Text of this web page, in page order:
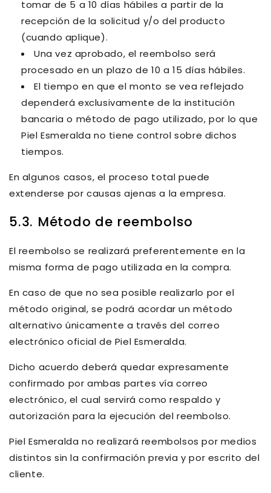
tomar de 5 a 10 días hábiles a partir de la
recepción de la solicitud y/o del producto
(cuando aplique).
Una vez aprobado, el reembolso será
procesado en un plazo de10 a 15 días hábiles.
El tiempo en que el monto se vea reflejado
dependerá exclusivamente de la institución
bancaria o método de pago utilizado, por lo que
Piel Esmeralda no tiene control sobre dichos
tiempos.
En algunos casos, el proceso total puede
extenderse por causas ajenas a la empresa.
5.3. Método de reembolso
El reembolso se realizará preferentemente en la
misma forma de pago utilizada en la compra.
En caso de que no sea posible realizarlo por el
método original, se podrá acordar un método
alternativoúnicamente a través del correo
electrónico oficial de Piel Esmeralda.
Dicho acuerdo deberá quedar expresamente
confirmado por ambas partes vía correo
electrónico, el cual servirá como respaldo y
autorización para la ejecución del reembolso.
Piel Esmeralda no realizará reembolsos por medios
distintos sin la confirmación previa y por escrito del
cliente.